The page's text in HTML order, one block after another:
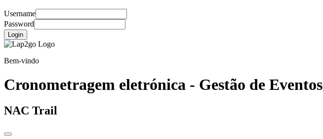
Username
Password
Login
Bem-vindo
Cronometragem eletrónica - Gestão de Eventos
NAC Trail